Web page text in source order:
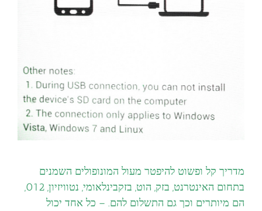
מדריך קל ופשוט להיפטר מעול המונופולים השמנים
בתחום האינטרנט, בזק, הוט, בזקבינלאומי, נטוויזיון, 012,
הם מיותרים וכך גם התשלום להם. – כל אחד יכול